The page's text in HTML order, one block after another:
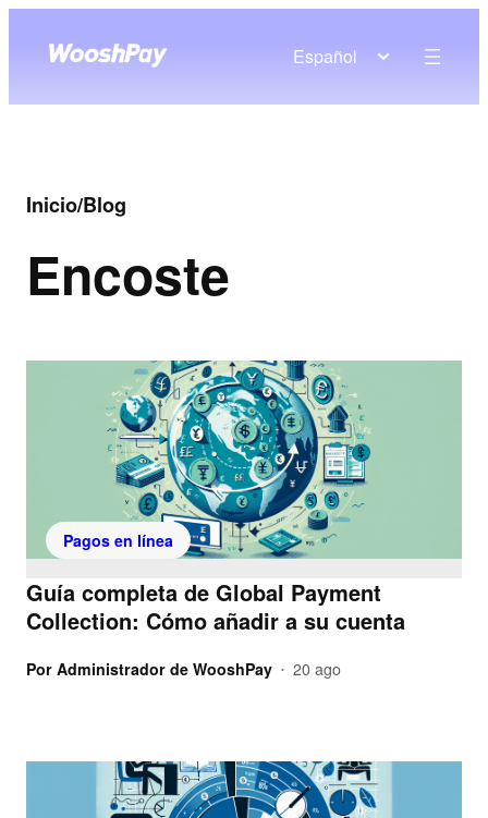
Español
Inicio/Blog
Encoste
Pagos en línea
Guía completa de Global Payment
Collection: Cómo añadir a su cuenta
Por Administrador de WooshPay • 20 ago